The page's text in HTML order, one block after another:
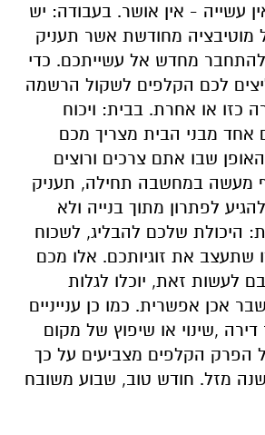
עשייה - אין אושר. בעבודה: יש
מוטיבציה מחודשת אשר תעניק
מחדש אל עשייתכם. כדי
לכם הקלפים לשקול הרשמה
כזו או אחרת. בבית: ויכוח
אחד מבני הבית מצריך מכם
שבו אתם צרכים ורוצים
מעשה במחשבה תחילה, תעניק
לפתרון מתוך בנייה ולא
היכולת שלכם להבליג, לשכוח
שתעצב את זוגיותכם. אלו מכם
לעשות זאת, יוכלו לגלות
אכן אפשרית. כמו כן ענייניים
,שינוי או שיפוץ של מקום
הפרק הקלפים מצביעים על כך
מזל. חודש טוב, שבוע משובח